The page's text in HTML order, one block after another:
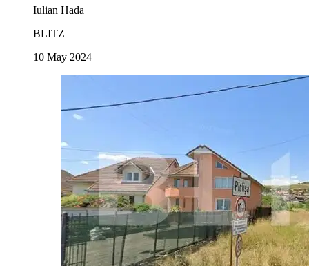
Iulian Hada
BLITZ
10 May 2024